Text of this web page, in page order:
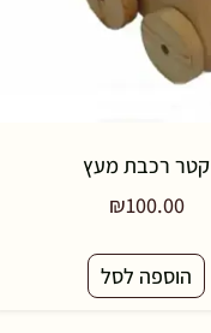
קטר רכבת מעץ
₪100.00
הוספה לסל